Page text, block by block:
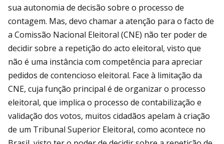
sua autonomia de decisão sobre o processo de
contagem. Mas, devo chamar a atenção para o facto de
a Comissão Nacional Eleitoral (CNE) não ter poder de
decidir sobre a repetição do acto eleitoral, visto que
não é uma instância com competência para apreciar
pedidos de contencioso eleitoral. Face à limitação da
CNE, cuja função principal é de organizar o processo
eleitoral, que implica o processo de contabilização e
validação dos votos, muitos cidadãos apelam à criação
de um Tribunal Superior Eleitoral, como acontece no